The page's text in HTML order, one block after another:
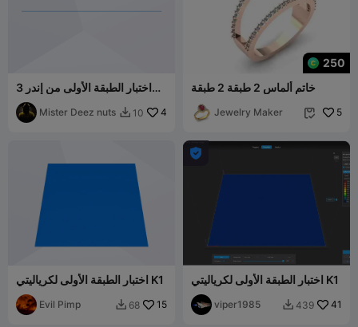
اختبار الطبقة الأولى من إندر 3
برو
Mister Deez nuts  10 4
250
خاتم ألماس 2 طبقة 2 طبقة
Jewelry Maker  5
اختبار الطبقة الأولى لكرياليتي K1
Evil Pimp  68 15

اختبار الطبقة الأولى لكرياليتي K1
viper1985  439 41